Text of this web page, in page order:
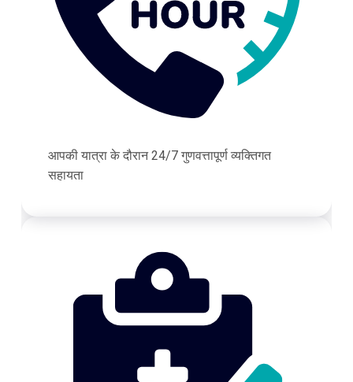
आपकी यात्रा के दौरान 24/7 गुणवत्तापूर्ण व्यक्तिगत
सहायता